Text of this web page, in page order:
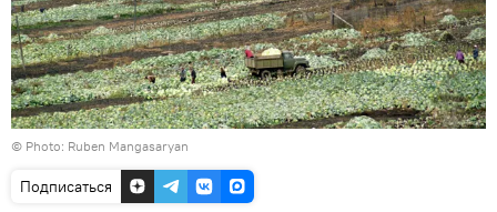
© Photo: Ruben Mangasaryan
Подписаться